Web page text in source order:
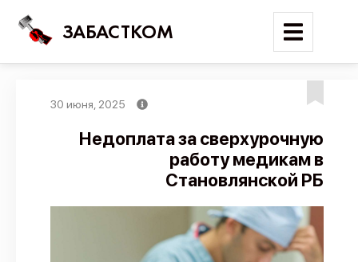
ЗАБАСТКОМ
Поиск
Новости
Карта событий
Трудовые конфликты
30 июня, 2025
Недоплата за сверхурочную
работу медикам в
Становлянской РБ